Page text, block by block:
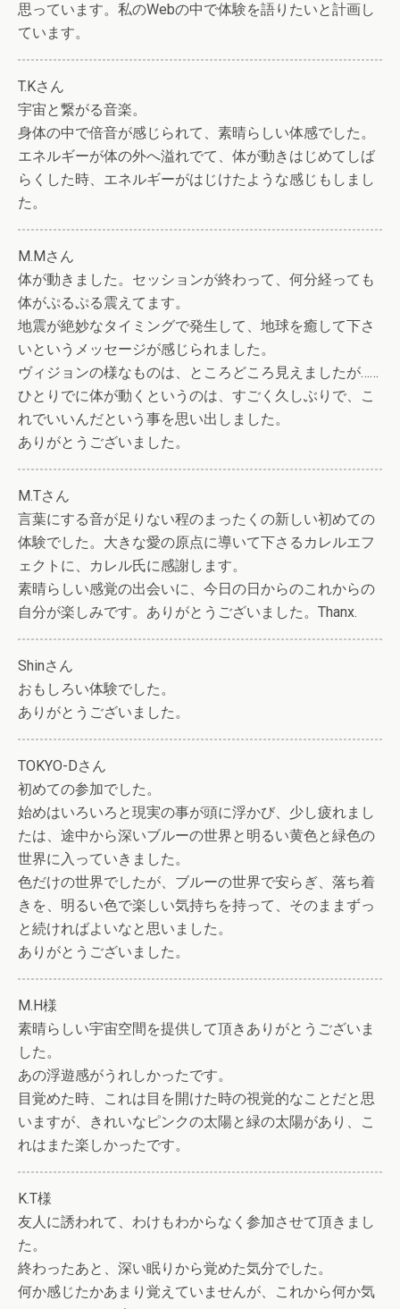
思っています。私のWebの中で体験を語りたいと計画し
ています。
T.Kさん
宇宙と繋がる音楽。
身体の中で倍音が感じられて、素晴らしい体感でした。
エネルギーが体の外へ溢れでて、体が動きはじめてしば
らくした時、エネルギーがはじけたような感じもしまし
た。
M.Mさん
体が動きました。セッションが終わって、何分経っても
体がぷるぷる震えてます。
地震が絶妙なタイミングで発生して、地球を癒して下さ
いというメッセージが感じられました。
ヴィジョンの様なものは、ところどころ見えましたが……
ひとりでに体が動くというのは、すごく久しぶりで、こ
れでいいんだという事を思い出しました。
ありがとうございました。
M.Tさん
言葉にする音が足りない程のまったくの新しい初めての
体験でした。大きな愛の原点に導いて下さるカレルエフ
ェクトに、カレル氏に感謝します。
素晴らしい感覚の出会いに、今日の日からのこれからの
自分が楽しみです。ありがとうございました。Thanx.
Shinさん
おもしろい体験でした。
ありがとうございました。
TOKYO-Dさん
初めての参加でした。
始めはいろいろと現実の事が頭に浮かび、少し疲れまし
たは、途中から深いブルーの世界と明るい黄色と緑色の
世界に入っていきました。
色だけの世界でしたが、ブルーの世界で安らぎ、落ち着
きを、明るい色で楽しい気持ちを持って、そのままずっ
と続ければよいなと思いました。
ありがとうございました。
M.H様
素晴らしい宇宙空間を提供して頂きありがとうございま
した。
あの浮遊感がうれしかったです。
目覚めた時、これは目を開けた時の視覚的なことだと思
いますが、きれいなピンクの太陽と緑の太陽があり、こ
れはまた楽しかったです。
K.T様
友人に誘われて、わけもわからなく参加させて頂きまし
た。
終わったあと、深い眠りから覚めた気分でした。
何か感じたかあまり覚えていませんが、これから何か気